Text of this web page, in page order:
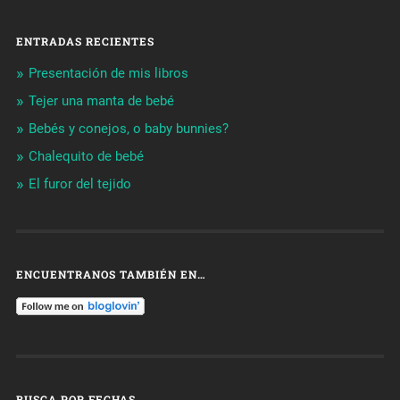
ENTRADAS RECIENTES
Presentación de mis libros
Tejer una manta de bebé
Bebés y conejos, o baby bunnies?
Chalequito de bebé
El furor del tejido
ENCUENTRANOS TAMBIÉN EN…